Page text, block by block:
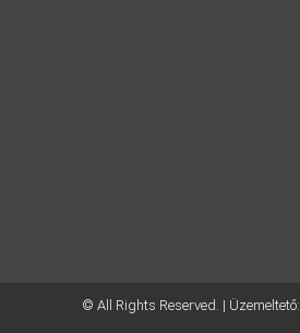
© All Rights Reserved. | Üzemeltető: